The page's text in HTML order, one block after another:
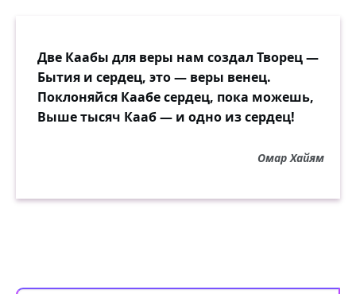
Две Каабы для веры нам создал Творец —
Бытия и сердец, это — веры венец.
Поклоняйся Каабе сердец, пока можешь,
Выше тысяч Кааб — и одно из сердец!
Омар Хайям